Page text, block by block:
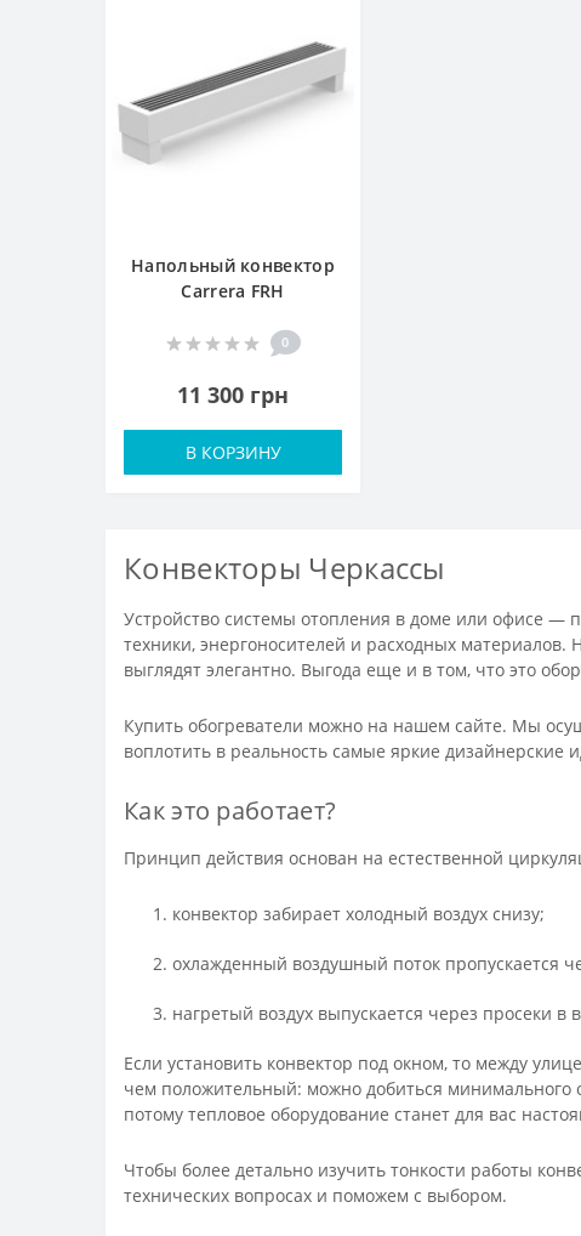
Напольный конвектор
Carrera FRH
0
11 300 грн
В КОРЗИНУ
Конвекторы Черкассы
Устройство системы отопления в доме или офисе —
техники, энергоносителей и расходных
выглядят элегантно. Выгода еще и в том, что это
Купить обогреватели можно на нашем сайте. Мы
воплотить в реальность самые яркие дизайнерские
Как это работает?
Принцип действия основан на естественной
конвектор забирает холодный воздух снизу;
охлажденный воздушный поток пропускается
нагретый воздух выпускается через просеки в
Если установить конвектор под окном, то между
чем положительный: можно добиться
потому тепловое оборудование станет для вас
Чтобы более детально изучить тонкости работы
технических вопросах и поможем с выбором.